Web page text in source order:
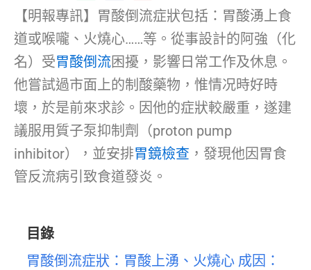
【明報專訊】胃酸倒流症狀包括：胃酸湧上食
道或喉嚨、火燒心……等。從事設計的阿強（化
名）受胃酸倒流困擾，影響日常工作及休息。
他嘗試過市面上的制酸藥物，惟情况時好時
壞，於是前來求診。因他的症狀較嚴重，遂建
議服用質子泵抑制劑（proton pump
inhibitor），並安排胃鏡檢查 ，發現他因胃食
管反流病引致食道發炎。
目錄
胃酸倒流症狀：胃酸上湧、火燒心 成因：